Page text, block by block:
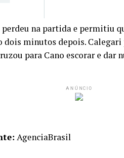
na partida e permitiu
dois minutos depois.
para Cano escorar e dar
ANÚNCIO
AgenciaBrasil